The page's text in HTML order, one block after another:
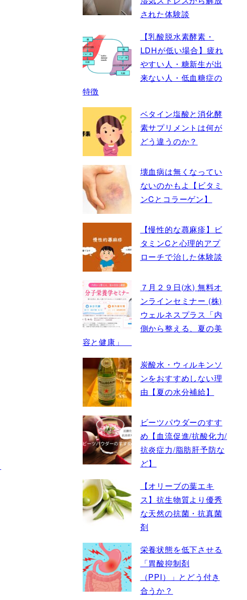
された体験談
【乳酸脱水素酵素・
LDHが低い場合】疲れ
やすい人・糖新生が出
来ない人・低血糖症の
特徴
ベタイン塩酸と消化酵
素サプリメントは何が
どう違うのか？
壊血病は無くなってい
ないのかもよ【ビタミ
ンCとコラーゲン】
【慢性的な蕁麻疹】ビ
タミンCと心理的アプ
ローチで治した体験談
７月２９日(水) 無料オ
ンラインセミナー (株)
ウェルネスプラス「内
側から整える、夏の美
容と健康」
炭酸水・ウィルキンソ
ンをおすすめしない理
由【夏の水分補給】
ビーツパウダーのすす
め【血流促進/抗酸化力/
抗炎症力/脂肪肝予防な
ど】
【オリーブの葉エキ
ス】抗生物質より優秀
な天然の抗菌・抗真菌
剤
栄養状態を低下させる
「胃酸抑制剤
（PPI）」とどう付き
合うか？